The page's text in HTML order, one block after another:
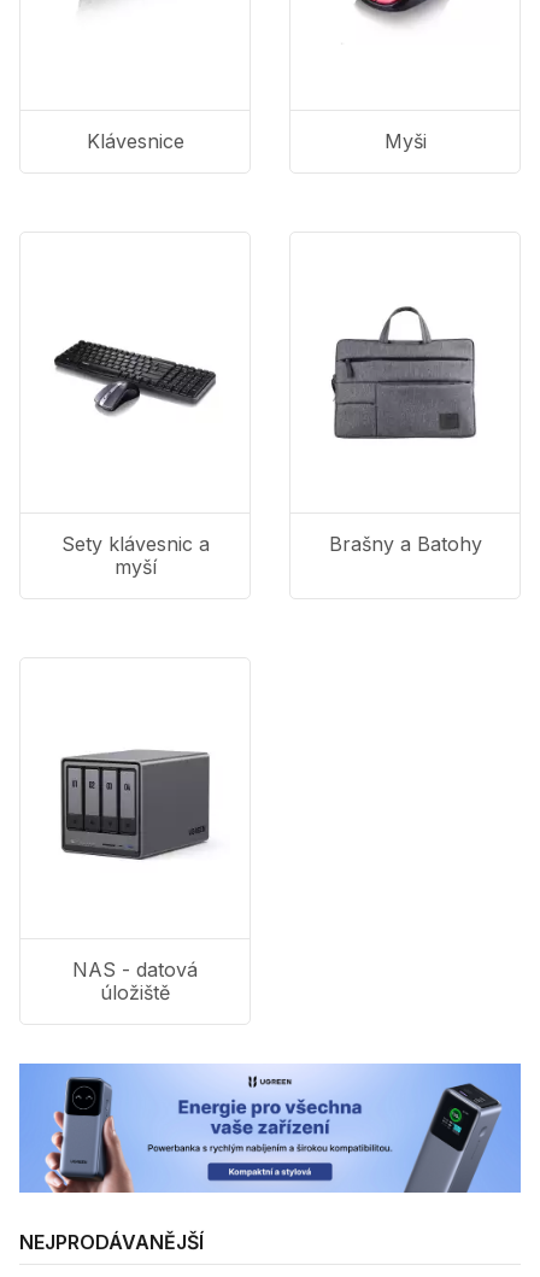
Klávesnice Myši
Sety klávesnic a
myší
Brašny a Batohy
NAS - datová
úložiště
NEJPRODÁVANĚJŠÍ